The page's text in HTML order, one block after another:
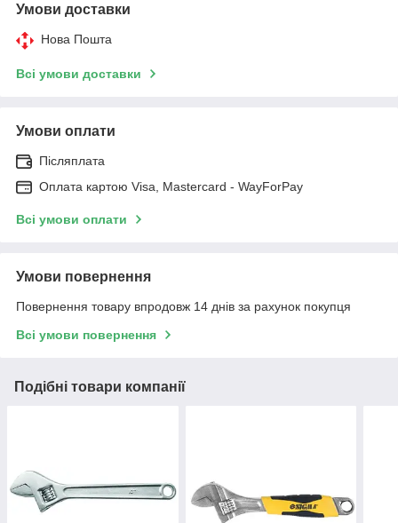
Умови доставки
Нова Пошта
Всі умови доставки
Умови оплати
Післяплата
Оплата картою Visa, Mastercard - WayForPay
Всі умови оплати
Умови повернення
Повернення товару впродовж 14 днів за рахунок покупця
Всі умови повернення
Подібні товари компанії